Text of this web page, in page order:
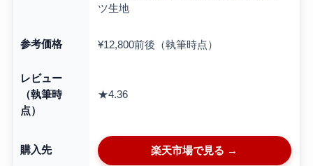
ツ生地
参考価格 ¥12,800前後（執筆時点）
レビュー
（執筆時
点）
★4.36
購入先 楽天市場で見る →